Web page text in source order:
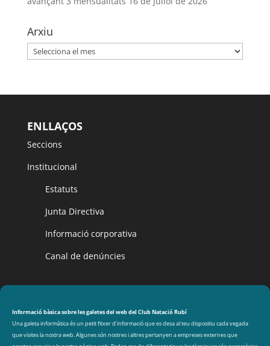
Informació bàsica sobre les galetes del web del Club Natació Rubí
Una galeta informàtica és un petit fitxer d’informació que es desa al teu dispositiu cada vegada
que visites la nostra web. Algunes són nostres i altres pertanyen a empreses externes que
Arxiu
Arxiu
ENLLAÇOS
Seccions
Institucional
Estatuts
Junta Directiva
Informació corporativa
Canal de denúncies
Avinguda de les Olimpíades s/n, 08191 Rubí